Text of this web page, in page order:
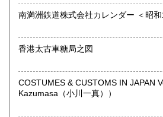
クレジット決済の場合は、決済を確
を除く）に発送いたします。銀行振込
ご入金を確認して48時間以内（日祝を
す。代金引換郵便の場合は、在庫確
沿線名：店舗はございません。
南満洲鉄道株式会社カレンダー ＜昭和
香港太古車糖局之図
COSTUMES & CUSTOMS IN JAPAN Vol. I & II
Kazumasa（小川一真））